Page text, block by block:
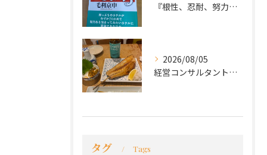
『根性、忍耐、努力という言葉は死語なのか』
2026/08/05
経営コンサルタントのモーちゃん・毛利京申です。
タグ Tags